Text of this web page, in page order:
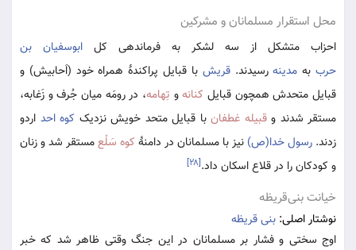
محل استقرار مسلمانان و مشرکین
احزاب متشکل از سه لشکر به فرماندهی کل ابوسفیان بن
حرببه مدینهرسیدند.قریش با قبایل پراکندۀ همراه خود (اَحابیش) و
قبایل متحدش همچون قبایل کنانهو تِهامه، در رومَه میان جُرف و زَغابه،
مستقر شدند وقبیله غطفان با قبایل متحد خویش نزدیک کوه احد اردو
زدند. رسول خدا(ص) نیز با مسلمانان در دامنۀ کوه سَلْعمستقر شد و زنان
و کودکان را در قلاع اسکان داد.[۲۸]
خیانت بنی‌قریظه
نوشتار اصلی: بنی قریظه
اوج سختی و فشار بر مسلمانان در این جنگ وقتی ظاهر شد که خبر